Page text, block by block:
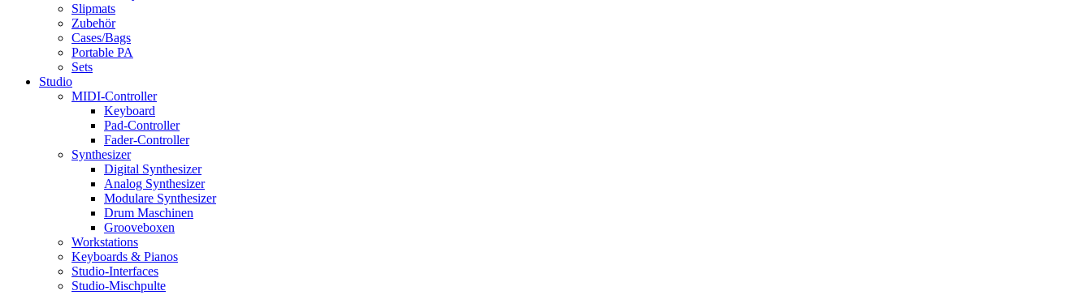
Slipmats
Zubehör
Cases/Bags
Portable PA
Sets
Studio
MIDI-Controller
Keyboard
Pad-Controller
Fader-Controller
Synthesizer
Digital Synthesizer
Analog Synthesizer
Modulare Synthesizer
Drum Maschinen
Grooveboxen
Workstations
Keyboards & Pianos
Studio-Interfaces
Studio-Mischpulte